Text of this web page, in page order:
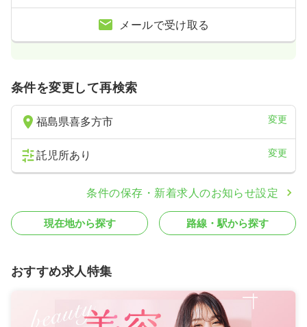
メールで受け取る
条件を変更して再検索
福島県喜多方市 変更
託児所あり 変更
条件の保存・新着求人のお知らせ設定
現在地から探す 路線・駅から探す
おすすめ求人特集